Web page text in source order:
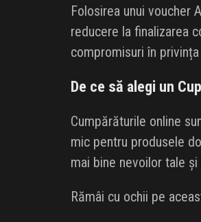
Folosirea unui voucher
reducere la finalizarea
compromisuri în
De ce să alegi un
Cumpărăturile online
mic pentru produsele
mai bine nevoilor tale
Rămâi cu ochii pe